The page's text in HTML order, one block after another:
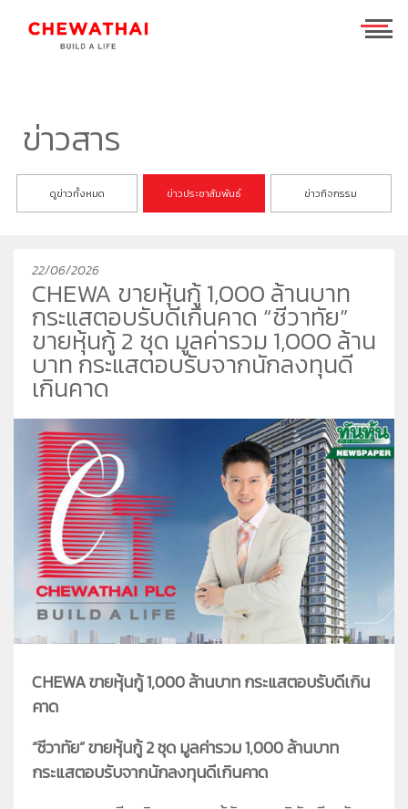
บ้าน
ชีวาวัลย์ ปิ่นเกล้า-สาทร
ชีวารมย์ ราชพฤกษ์ตัดใหม่
คอนโดมิเนียม
ชีวาทัย ปิ่นเกล้า
ชีวาทัย เรสซิเดนซ์ ทองหล่อ
ชีวาทัย ฮอลล์มาร์ค ลาดพร้าว - โชคชัย 4 เฟส 2
ชีวาทัย เกษตร - นวมินทร์
เดอะ สุรวงศ์
ชีวาทัย ฮอลล์มาร์ค ลาดพร้าว - โชคชัย 4
ชีวาโฮม สุขสวัสดิ์ - ประชาอุทิศ
ชีวาโฮม วงแหวน - ลำลูกกา
ชีวาโฮม กรุงเทพ - ปทุม
ชีวาโฮม รังสิต - ปทุม
ชีวา ฮาร์ท สุขุมวิท 62/1
โฮมออฟฟิศ
ชีวา บิซ โฮม เอกชัย-บางบอน
ที่อยู่อาศัยมือสอง
ค้นหาตามโซน
นักลงทุนสัมพันธ์
แบรนด์ชีวาทัย
ภาพรวมธุรกิจบริษัท
ลักษณะการประกอบธุรกิจ
โครงสร้างกลุ่มบริษัท
ประวัติความเป็นมาของบริษัท
วิสัยทัศน์และพันธกิจ
โครงสร้างองค์กร
คณะกรรมการบริษัท
คณะกรรมการตรวจสอบ
คณะกรรมการสรรหาและพิจารณาค่าตอบแทน
Home
Promotion
Activity
Privilege
Info
Magazine
ข่าว&โปรโมชั่น
ดูข่าวทั้งหมด
ข่าวประชาสัมพันธ์
ข่าวกิจกรรม
ดูโปรโมชั่นทั้งหมด
บ้าน
ทาวน์โฮม
คอนโดมิเนียม
รับซื้อที่ดิน
ติดต่อเรา
ความรับผิดชอบต่อสังคม
ข่าวสาร
ดูข่าวทั้งหมด ข่าวประชาสัมพันธ์ ข่าวกิจกรรม
22/06/2026
CHEWA ขายหุ้นกู้ 1,000 ล้านบาท
กระแสตอบรับดีเกินคาด “ชีวาทัย”
ขายหุ้นกู้ 2 ชุด มูลค่ารวม 1,000 ล้าน
บาท กระแสตอบรับจากนักลงทุนดี
เกินคาด
CHEWA ขายหุ้นกู้ 1,000 ล้านบาท กระแสตอบรับดีเกิน
คาด
“ชีวาทัย” ขายหุ้นกู้ 2 ชุด มูลค่ารวม 1,000 ล้านบาท
กระแสตอบรับจากนักลงทุนดีเกินคาด